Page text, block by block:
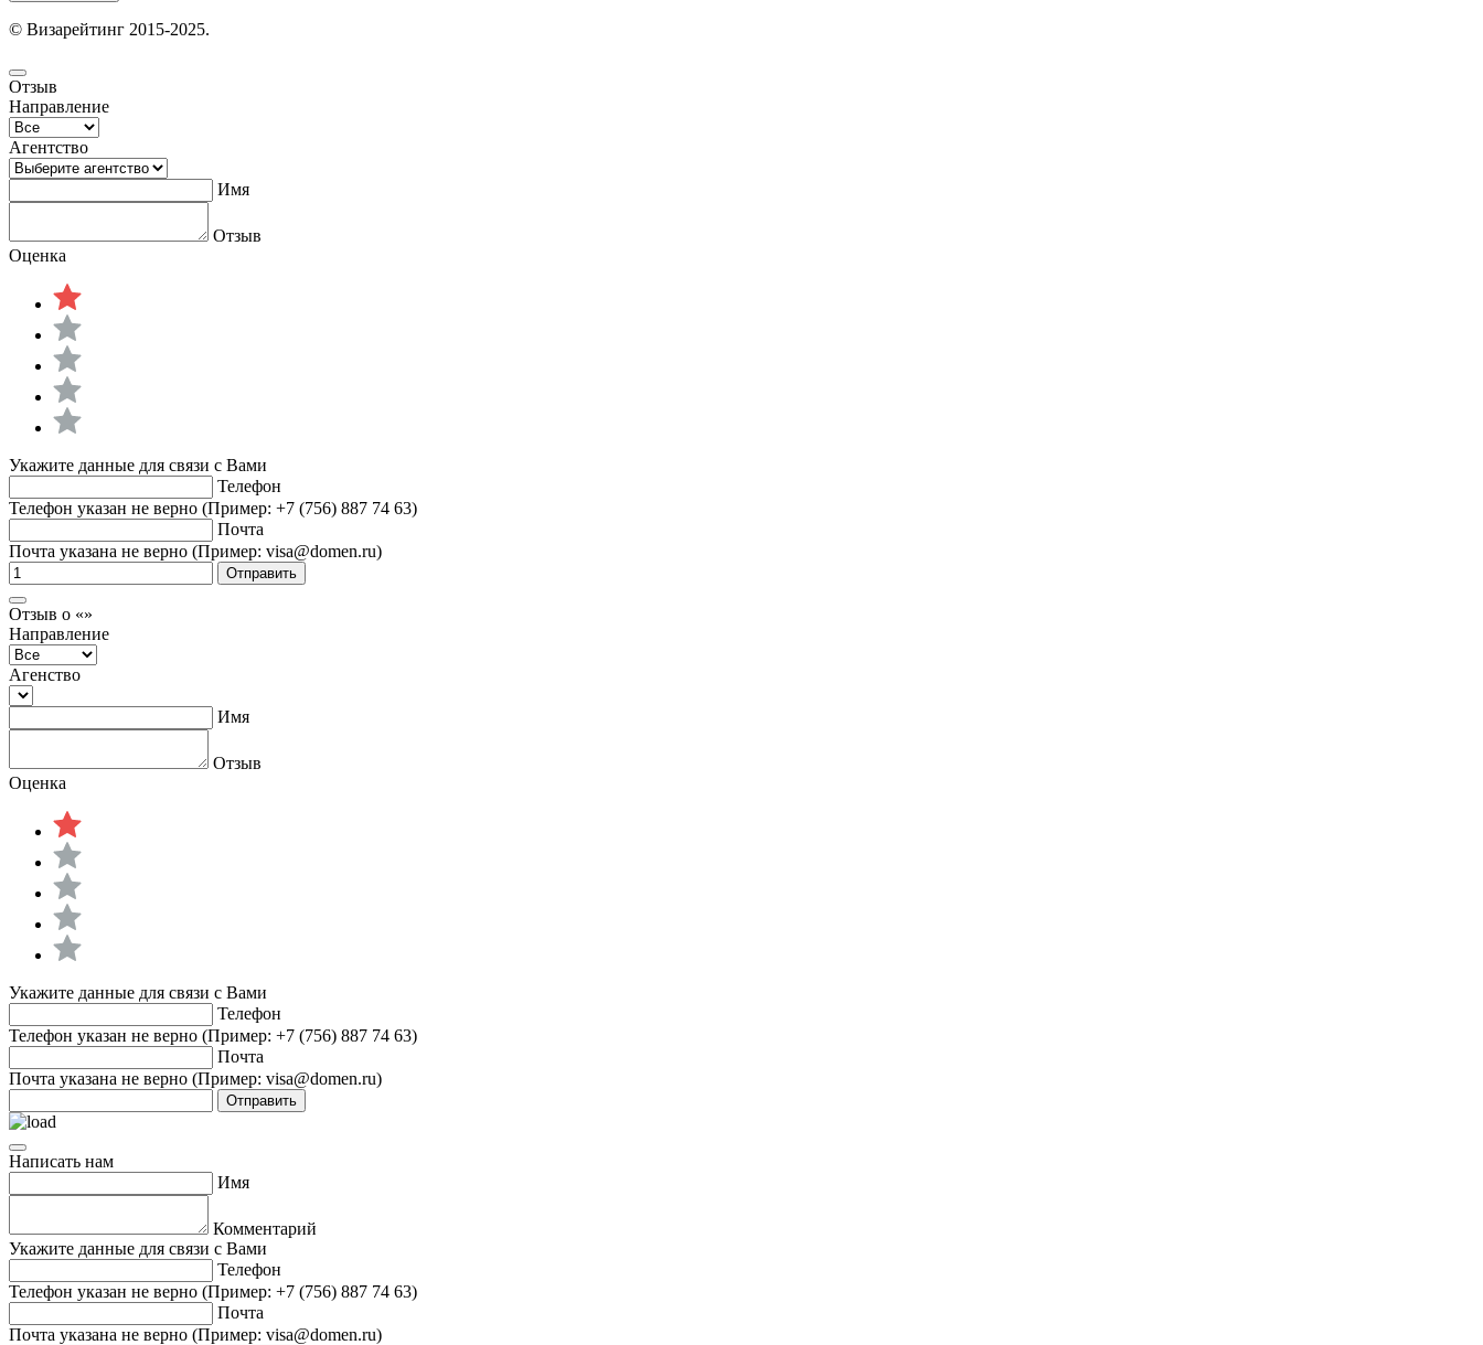
© Визарейтинг 2015-2025.
Отзыв
Направление
Агентство
Имя
Отзыв
Оценка
Укажите данные для связи с Вами
Телефон
Телефон указан не верно (Пример: +7 (756) 887 74 63)
Почта
Почта указана не верно (Пример: visa@domen.ru)
Отправить
Отзыв о «»
Направление
Агенство
Имя
Отзыв
Оценка
Укажите данные для связи с Вами
Телефон
Телефон указан не верно (Пример: +7 (756) 887 74 63)
Почта
Почта указана не верно (Пример: visa@domen.ru)
Отправить
Написать нам
Имя
Комментарий
Укажите данные для связи с Вами
Телефон
Телефон указан не верно (Пример: +7 (756) 887 74 63)
Почта
Почта указана не верно (Пример: visa@domen.ru)